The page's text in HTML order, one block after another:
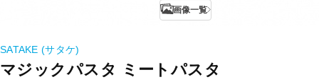
画像一覧
SATAKE (サタケ)
マジックパスタ ミートパスタ